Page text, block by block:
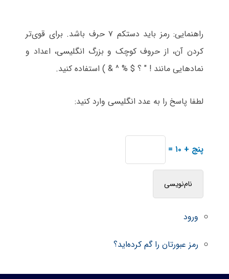
راهنمایی: رمز باید دستکم ۷ حرف باشد. برای قوی‌تر
کردن آن، از حروف کوچک و بزرگ انگلیسی، اعداد و
نمادهایی مانند ! " ؟ $ % ^ & ) استفاده کنید.
لطفا پاسخ را به عدد انگلیسی وارد کنید:
پنج + ۱۰ =
ورود
رمز عبورتان را گم کرده‌اید؟